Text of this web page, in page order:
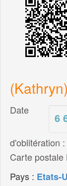
(Kathryn)
6
Date
d'oblitération
Carte postale
Pays : Etats-